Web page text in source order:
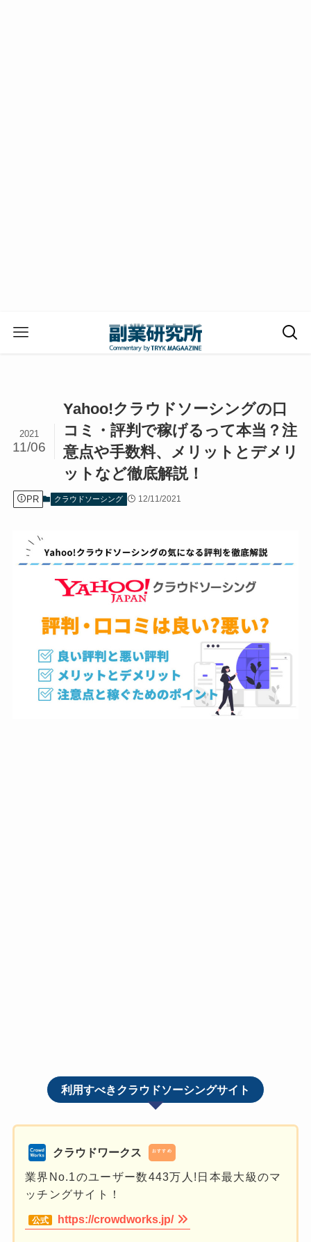
Yahoo!クラウドソーシングの口
コミ・評判で稼げるって本当？注
意点や手数料、メリットとデメリ
ットなど徹底解説！
2021
11/06
PR クラウドソーシング 12/11/2021
利用すべきクラウドソーシングサイト
クラウドワークス おすすめ
業界No.1のユーザー数443万人!日本最大級のマ
ッチングサイト！
https://crowdworks.jp/